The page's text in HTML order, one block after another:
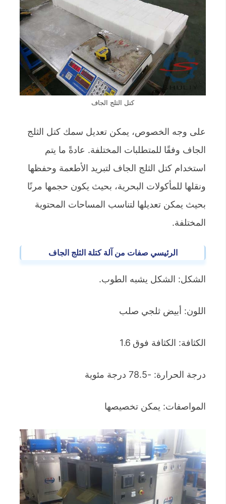
كتل الثلج الجاف
على وجه الخصوص، يمكن تعديل سمك كتل الثلج
الجاف وفقًا للمتطلبات المختلفة. عادةً ما يتم
استخدام كتل الثلج الجاف لتبريد الأطعمة وحفظها
ونقلها للمأكولات البحرية، بحيث يكون حجمها مرنًا
بحيث يمكن تعديلها لتناسب المساحات المحتوية
المختلفة.
الرئيسي صفات من آلة كتلة الثلج الجاف
الشكل: الشكل يشبه الطوب.
اللون: أبيض ثلجي صلب
الكثافة: الكثافة فوق 1.6
درجة الحرارة: -78.5 درجة مئوية
المواصفات: يمكن تخصيصها